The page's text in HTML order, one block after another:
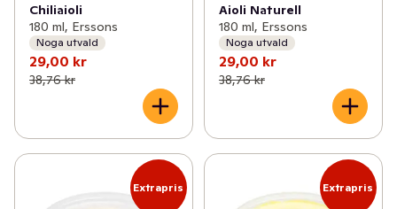
Chiliaioli
180 ml, Erssons
Noga utvald
29,00 kr
38,76 kr
Aioli Naturell
180 ml, Erssons
Noga utvald
29,00 kr
38,76 kr
Extrapris Extrapris